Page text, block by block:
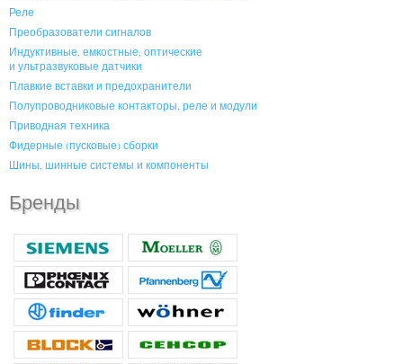
Реле
Преобразователи сигналов
Индуктивные, емкостные, оптические
и ультразвуковые датчики
Плавкие вставки и предохранители
Полупроводниковые контакторы, реле и модули
Приводная техника
Фидерные (пусковые) сборки
Шины, шинные системы и компоненты
Бренды